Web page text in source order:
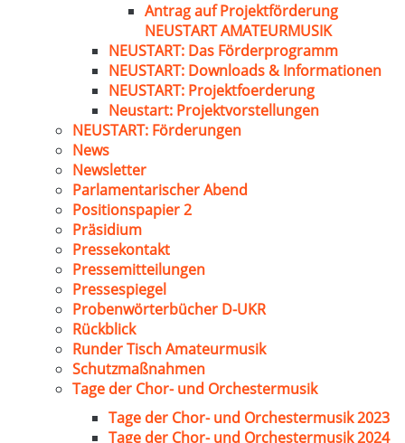
Antrag auf Projektförderung
NEUSTART AMATEURMUSIK
NEUSTART: Das Förderprogramm
NEUSTART: Downloads & Informationen
NEUSTART: Projektfoerderung
Neustart: Projektvorstellungen
NEUSTART: Förderungen
News
Newsletter
Parlamentarischer Abend
Positionspapier 2
Präsidium
Pressekontakt
Pressemitteilungen
Pressespiegel
Probenwörterbücher D-UKR
Rückblick
Runder Tisch Amateurmusik
Schutzmaßnahmen
Tage der Chor- und Orchestermusik
Tage der Chor- und Orchestermusik 2023
Tage der Chor- und Orchestermusik 2024